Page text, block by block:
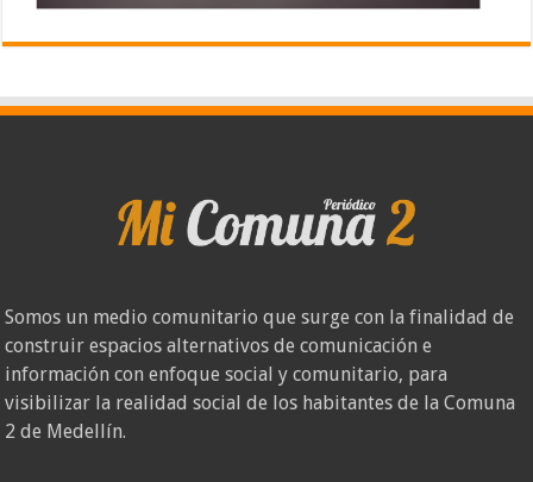
Somos un medio comunitario que surge con la finalidad de
construir espacios alternativos de comunicación e
información con enfoque social y comunitario, para
visibilizar la realidad social de los habitantes de la Comuna
2 de Medellín.